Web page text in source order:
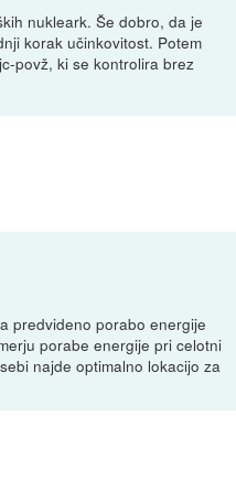
nukleark. Še dobro, da je
korak učinkovitost. Potem
povž, ki se kontrolira brez
predvideno porabo energije
porabe energije pri celotni
najde optimalno lokacijo za